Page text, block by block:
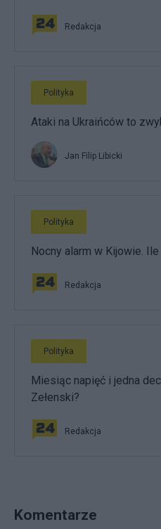
Redakcja
Polityka
Ataki na Ukraińców to
Jan Filip Libicki
Polityka
Nocny alarm w Kijowie.
Redakcja
Polityka
Miesiąc napięć i jedna
Zełenski?
Redakcja
Komentarze